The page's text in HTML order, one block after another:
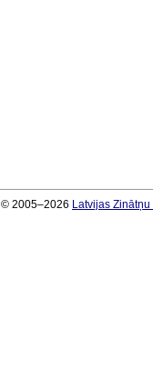
© 2005–2026 Latvijas